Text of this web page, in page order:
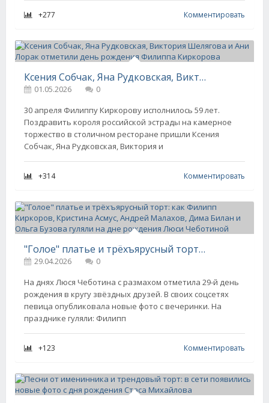
+277 Комментировать
Ксения Собчак, Яна Рудковская, Виктория Шелягова и Ани Лорак отметили день рождения Филиппа Киркорова
01.05.2026
0
30 апреля Филиппу Киркорову исполнилось 59 лет.
Поздравить короля российской эстрады на камерное
торжество в столичном ресторане пришли Ксения
Собчак, Яна Рудковская, Виктория и
+314 Комментировать
"Голое" платье и трёхъярусный торт: как Филипп Киркоров, Кристина Асмус, Андрей Малахов, Дима Билан и Ольга Бузова гуляли на дне рождения Люси Чеботиной
29.04.2026
0
На днях Люся Чеботина с размахом отметила 29-й день
рождения в кругу звёздных друзей. В своих соцсетях
певица опубликовала новые фото с вечеринки. На
празднике гуляли: Филипп
+123 Комментировать